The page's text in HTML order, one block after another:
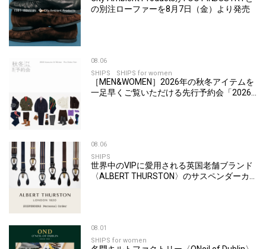
の別注ローファーを8月7日（金）より発売
08.06
SHIPS SHIPS for women
［MEN&WOMEN］2026年の秋冬アイテムを
一足早くご覧いただける先行予約会「2026
08.06
SHIPS
世界中のVIPに愛用される英国老舗ブランド
〈ALBERT THURSTON〉のサスペンダーカ
08.01
SHIPS for women